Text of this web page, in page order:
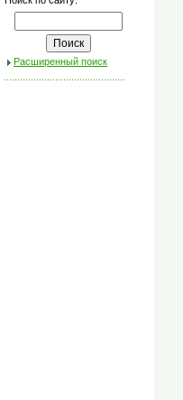
Расширенный поиск